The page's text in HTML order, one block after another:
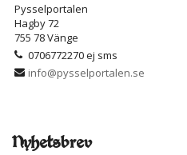
Pysselportalen
Hagby 72
755 78 Vänge
0706772270 ej sms
info@pysselportalen.se
Nyhetsbrev